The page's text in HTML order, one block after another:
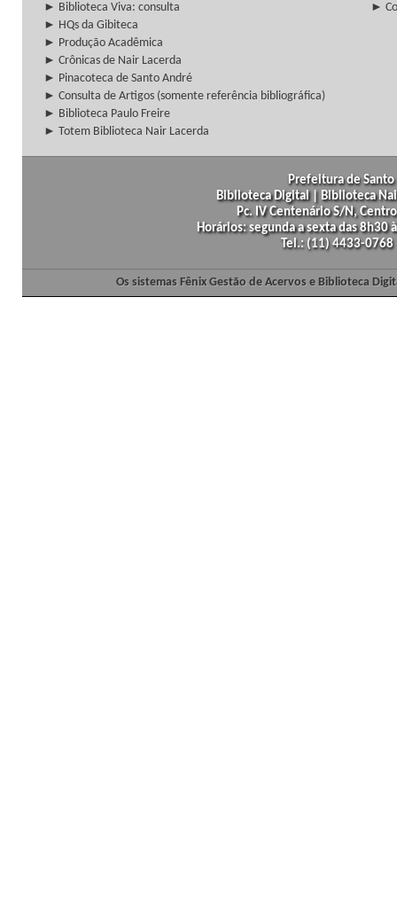
► Biblioteca Viva: consulta
►
► HQs da Gibiteca
► Produção Acadêmica
► Crônicas de Nair Lacerda
► Pinacoteca de Santo André
► Consulta de Artigos (somente referência bibliográfica)
► Biblioteca Paulo Freire
► Totem Biblioteca Nair Lacerda
Prefeitura de
Biblioteca Digital | Biblioteca
Pc. IV Centenário S/N,
Horários: segunda a sexta das
Tel.: (11) 4433-
Os sistemas Fênix Gestão de Acervos e Biblioteca